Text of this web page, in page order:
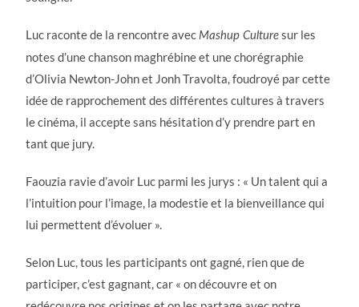
Luc raconte de la rencontre avec Mashup Culture sur les
notes d’une chanson maghrébine et une chorégraphie
d’Olivia Newton-John et Jonh Travolta, foudroyé par cette
idée de rapprochement des différentes cultures à travers
le cinéma, il accepte sans hésitation d’y prendre part en
tant que jury.
Faouzia ravie d’avoir Luc parmi les jurys : « Un talent qui a
l’intuition pour l’image, la modestie et la bienveillance qui
lui permettent d’évoluer ».
Selon Luc, tous les participants ont gagné, rien que de
participer, c’est gagnant, car « on découvre et on